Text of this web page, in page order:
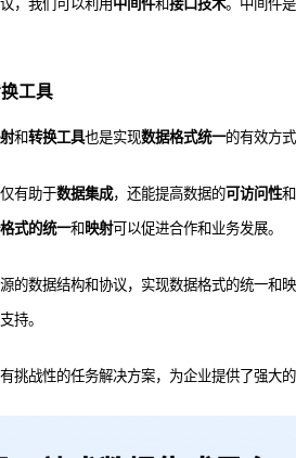
，我们可以利用 中间件和接口技术。中间件
工具
和转换工具也是实现数据格式统一的有效方
有助于数据集成，还能提高数据的可访问性和
式的统一和 映射可以促进合作和业务发展。
的数据结构和协议，实现数据格式的统一和
持。
挑战性的任务解决方案，为企业提供了强大